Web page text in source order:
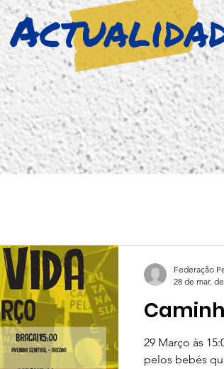
29 Março às 15:00 Caminhamos pela Vida!
pelos bebés
Federação
28 de mar.